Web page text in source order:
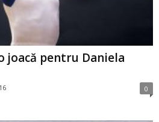
joacă pentru Daniela
0